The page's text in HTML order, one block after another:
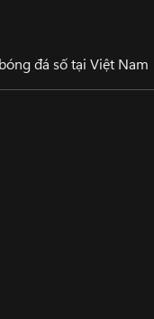
đá số tại Việt Nam